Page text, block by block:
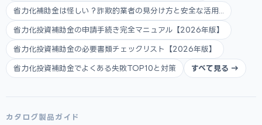
省力化補助金は怪しい？詐欺的業者の見分け方と安全な活用...
省力化投資補助金の申請手続き完全マニュアル【2026年版】
省力化投資補助金の必要書類チェックリスト【2026年版】
省力化投資補助金でよくある失敗TOP10と対策 すべて見る →
カタログ製品ガイド